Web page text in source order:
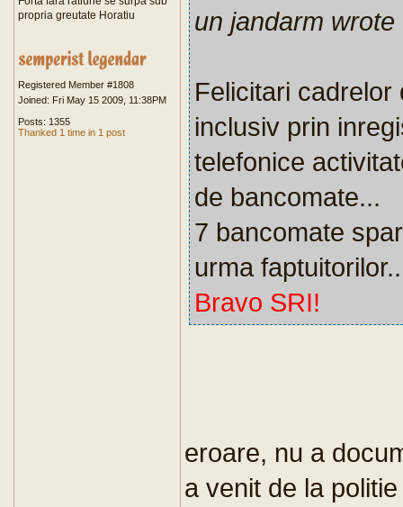
propria greutate Horatiu
Registered Member #1808
Joined: Fri May 15 2009, 11:38PM
Posts: 1355
Thanked 1 time in 1 post
un jandarm wrote
Felicitari
inclusiv prin
telefonice
de bancomate...
7 bancomate
urma
Bravo SRI!
eroare, nu a
a venit de la